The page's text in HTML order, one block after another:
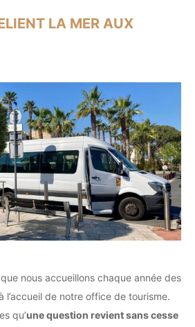
LA MER AUX
nous accueillons chaque année des
l’accueil de notre office de tourisme.
qu’une question revient sans cesse